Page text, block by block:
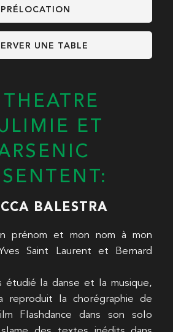
PRÉLOCATION
UNE TABLE
THEATRE
ET
BALESTRA
prénom et mon nom à mon
Saint Laurent et Bernard
étudié la danse et la musique,
reproduit la chorégraphie de
Flashdance dans son solo